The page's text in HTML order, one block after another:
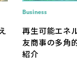
Business
再生可能エネ
友商事の多角
紹介